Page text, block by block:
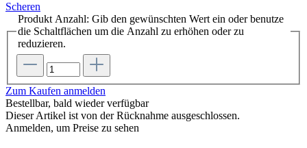
Scheren
Produkt Anzahl: Gib den gewünschten Wert ein oder benutze
die Schaltflächen um die Anzahl zu erhöhen oder zu
reduzieren.
Zum Kaufen anmelden
Bestellbar, bald wieder verfügbar
Dieser Artikel ist von der Rücknahme ausgeschlossen.
Anmelden, um Preise zu sehen